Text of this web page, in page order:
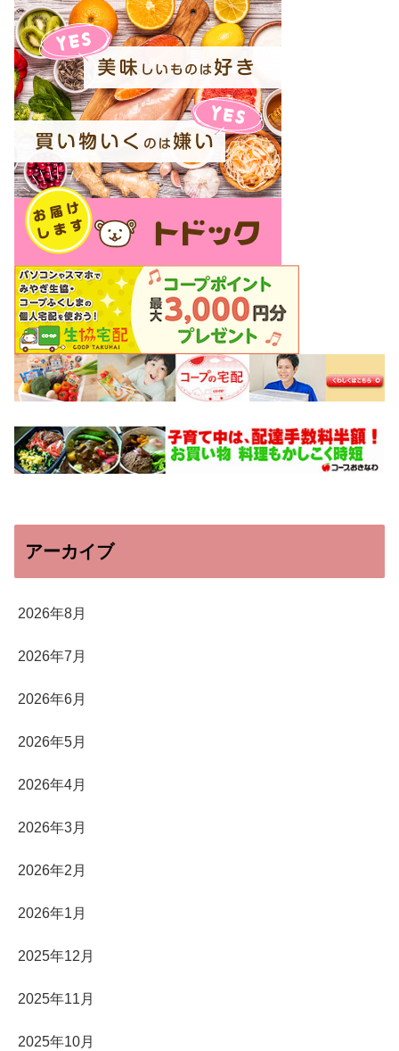
アーカイブ
2026年8月
2026年7月
2026年6月
2026年5月
2026年4月
2026年3月
2026年2月
2026年1月
2025年12月
2025年11月
2025年10月